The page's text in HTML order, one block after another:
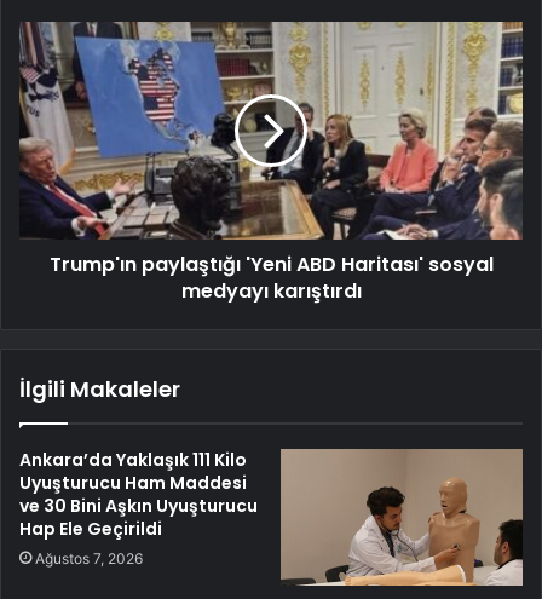
Trump'ın paylaştığı 'Yeni ABD Haritası' sosyal
medyayı karıştırdı
İlgili Makaleler
Ankara’da Yaklaşık 111 Kilo
Uyuşturucu Ham Maddesi
ve 30 Bini Aşkın Uyuşturucu
Hap Ele Geçirildi
Ağustos 7, 2026